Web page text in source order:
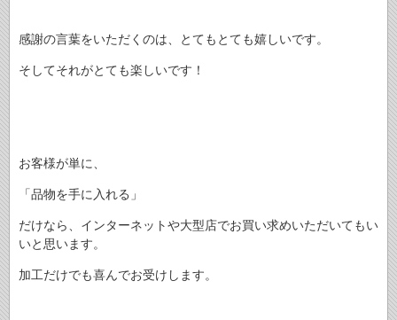
感謝の言葉をいただくのは、とてもとても嬉しいです。
そしてそれがとても楽しいです！
お客様が単に、
「品物を手に入れる」
だけなら、インターネットや大型店でお買い求めいただいてもい
いと思います。
加工だけでも喜んでお受けします。